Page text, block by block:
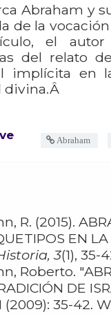
Abraham y
de la
el
del relato
implícita en
divina.Â
Abraham
Y SARA.
EN
3
Y SARA. SUS ARQUETIPOS
DE